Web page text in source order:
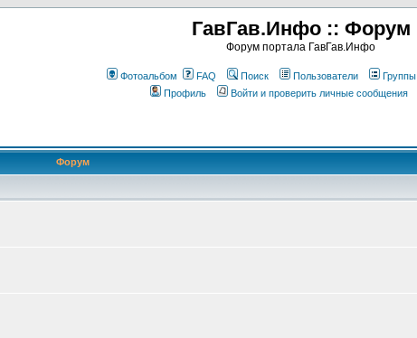
ГавГав.Инфо :: Форум
Форум портала ГавГав.Инфо
Фотоальбом FAQ Поиск Пользователи Группы
Профиль
Войти и проверить личные сообщения
Форум